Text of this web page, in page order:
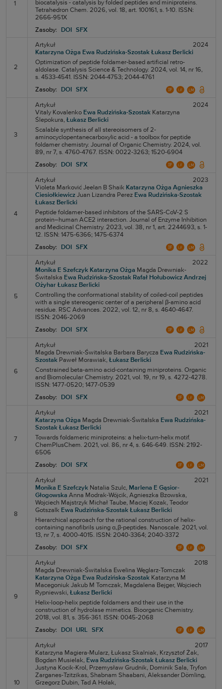
1
biocatalysis - catalysis by folded peptides and miniproteins.
Tetrahedron Chem. 2026, vol. 18, art. 100161, s. 1-10. ISSN:
2666-951X
Zasoby:
DOI SFX
2
Artykuł
2024
Katarzyna Ożga Ewa Rudzińska-Szostak Łukasz Berlicki
Optimization of peptide foldamer-based artificial retro-
aldolase. Catalysis Science & Technology. 2024, vol. 14, nr 16,
s. 4533-4541. ISSN: 2044-4753; 2044-4761
Zasoby:
DOI SFX
3
Artykuł
2024
Vitaly Kovalenko Ewa Rudzińska-Szostak Katarzyna
Ślepokura, Łukasz Berlicki
Scalable synthesis of all stereoisomers of 2-
aminocyclopentanecarboxylic acid - a toolbox for peptide
foldamer chemistry. Journal of Organic Chemistry. 2024, vol.
89, nr 7, s. 4760-4767. ISSN: 0022-3263; 1520-6904
Zasoby:
DOI SFX
4
Artykuł
2023
Violeta Marković Jeelan B Shaik Katarzyna Ożga Agnieszka
Ciesiołkiewicz Juan Lizandra Perez Ewa Rudzińska-Szostak
Łukasz Berlicki
Peptide foldamer-based inhibitors of the SARS-CoV-2 S
protein–human ACE2 interaction. Journal of Enzyme Inhibition
and Medicinal Chemistry. 2023, vol. 38, nr 1, art. 2244693, s. 1-
12. ISSN: 1475-6366; 1475-6374
Zasoby:
DOI SFX
5
Artykuł
2022
Monika E Szefczyk Katarzyna Ożga Magda Drewniak-
Świtalska Ewa Rudzińska-Szostak Rafał Hołubowicz Andrzej
Ożyhar Łukasz Berlicki
Controlling the conformational stability of coiled-coil peptides
with a single stereogenic center of a peripheral β-amino acid
residue. RSC Advances. 2022, vol. 12, nr 8, s. 4640-4647.
ISSN: 2046-2069
Zasoby:
DOI SFX
6
Artykuł
2021
Magda Drewniak-Świtalska Barbara Barycza Ewa Rudzińska-
Szostak Paweł Morawiak, Łukasz Berlicki
Constrained beta-amino acid-containing miniproteins. Organic
and Biomolecular Chemistry. 2021, vol. 19, nr 19, s. 4272-4278.
ISSN: 1477-0520; 1477-0539
Zasoby:
DOI SFX
7
Artykuł
2021
Katarzyna Ożga Magda Drewniak-Świtalska Ewa Rudzińska-
Szostak Łukasz Berlicki
Towards foldameric miniproteins: a helix-turn-helix motif.
ChemPlusChem. 2021, vol. 86, nr 4, s. 646-649. ISSN: 2192-
6506
Zasoby:
DOI SFX
8
Artykuł
2021
Monika E Szefczyk Natalia Szulc, Marlena E Gąsior-
Głogowska Anna Modrak-Wójcik, Agnieszka Bzowska,
Wojciech Majstrzyk Michał Taube, Maciej Kozak, Teodor
Gotszalk Ewa Rudzińska-Szostak Łukasz Berlicki
Hierarchical approach for the rational construction of helix-
containing nanofibrils using α,β-peptides. Nanoscale. 2021, vol.
13, nr 7, s. 4000-4015. ISSN: 2040-3364; 2040-3372
Zasoby:
DOI SFX
9
Artykuł
2018
Magda Drewniak-Świtalska Ewelina Węglarz-Tomczak
Katarzyna Ożga Ewa Rudzińska-Szostak Katarzyna M
Macegoniuk Jakub M Tomczak, Magdalena Bejger, Wojciech
Rypniewski, Łukasz Berlicki
Helix-loop-helix peptide foldamers and their use in the
construction of hydrolase mimetics. Bioorganic Chemistry.
2018, vol. 81, s. 356-361. ISSN: 0045-2068
Zasoby:
DOI URL SFX
10
Artykuł
2017
Katarzyna Magiera-Mularz, Łukasz Skalniak, Krzysztof Żak,
Bogdan Musielak, Ewa Rudzińska-Szostak Łukasz Berlicki
Justyna Kocik-Krol, Przemysław Grudnik, Dominik Sala, Tryfon
Zarganes-Tzitzikas, Shabnam Shaabani, Aleksander Dömling,
Grzegorz Dubin, Tad A Holak,